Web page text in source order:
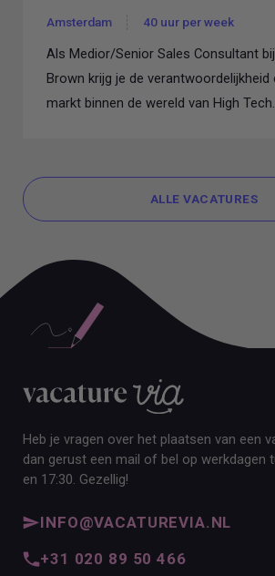
Amsterdam 40 uur per week
Als Medior/Senior Sales Consultant
Brown krijg je de verantwoordelijkheid
markt binnen de wereld van High Tech...
ALLE VACATURES
Heb je vragen over het plaatsen van een
dan gerust een mail of bel op werkdagen
en 17:30. Gezellig!
INFO@VACATUREVIA.NL
+31 020 89 50 466